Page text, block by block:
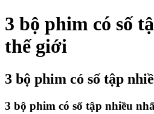
3 bộ phim có số
thế giới
3 bộ phim có số tập
3 bộ phim có số tập nhiều